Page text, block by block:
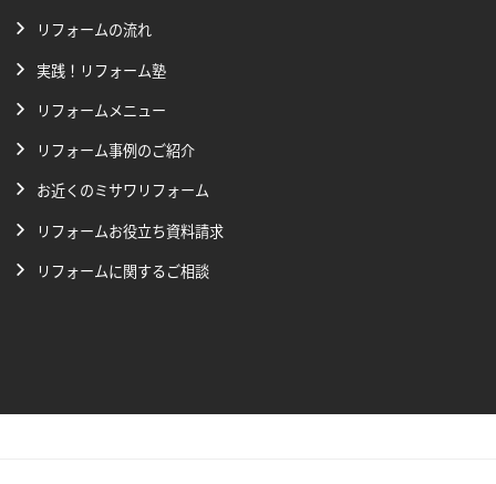
リフォームの流れ
実践！リフォーム塾
リフォームメニュー
リフォーム事例のご紹介
お近くのミサワリフォーム
リフォームお役立ち資料請求
リフォームに関するご相談